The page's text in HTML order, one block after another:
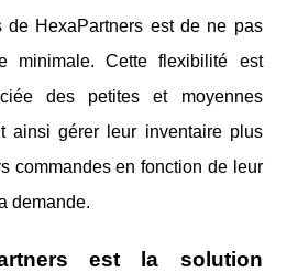
de HexaPartners est de ne pas
minimale. Cette flexibilité est
des petites et moyennes
ainsi gérer leur inventaire plus
commandes en fonction de leur
demande.
est la solution